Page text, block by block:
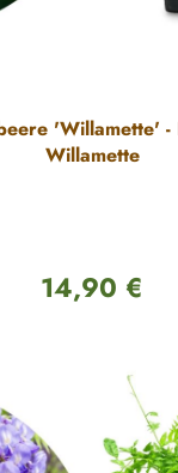
'Willamette' -
Willamette
Regulärer Preis:
14,90 €